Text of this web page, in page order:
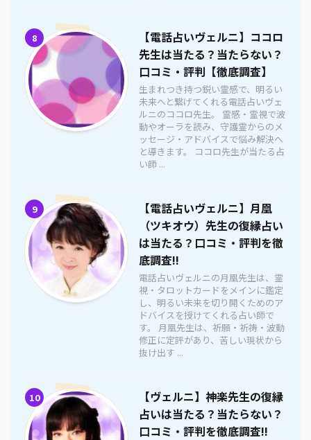
8
【電話占いヴェルニ】ココロ
先生は当たる？当たらない？
口コミ・評判【徹底調査】
生まれつき持つ鋭い霊感で、明るい
未来へと繋げてくれる電話占いヴェ
ルニのココロ先生。 霊感・霊視で波
動やオーラを読み、守護霊からのメ
ッセージ・アドバイスで悩み解決へ
と導きます。 ココロ先生が当たる占
い師 ...
9
【電話占いヴェルニ】月凰
（ツキオウ）先生の復縁占い
は当たる？口コミ・評判を徹
底調査!!
電話占いヴェルニの月凰先生は、霊
視・タロットカードをメインに鑑定
し、明るい未来を切り開くためのア
ドバイスを授けてくれる占い師で
す。 月凰先生は、祈願・祈祷・波動
修正に定評があり、苦しい現状から
抜け出す ...
10
【ヴェルニ】神楽先生の復縁
占いは当たる？当たらない？
口コミ・評判を徹底調査!!